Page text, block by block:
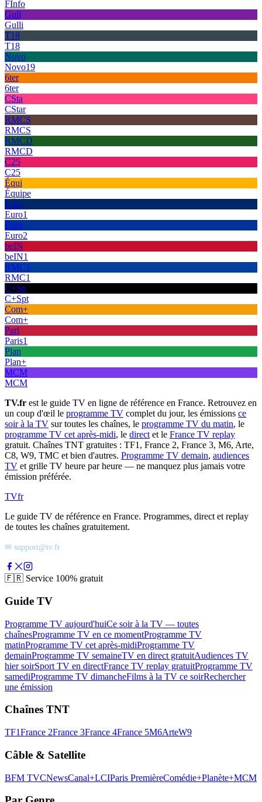
FInfo
Gull
Gulli
T18
T18
Novo
Novo19
6ter
6ter
CSta
CStar
RMCS
RMCS
RMCD
RMCD
C25
C25
Équi
Équipe
Euro
Euro1
Euro
Euro2
beIN
beIN1
RMC1
RMC1
C+Sp
C+Spt
Com+
Com+
Pari
Paris1
Plan
Plan+
MCM
MCM
TV.fr est le guide TV en ligne de référence en France. Retrouvez en
un coup d'œil le programme TV complet du jour, les émissions ce
soir à la TV sur toutes les chaînes, le programme TV du matin, le
programme TV cet après-midi, le direct et le France TV replay
gratuit. Chaînes TNT gratuites : TF1, France 2, France 3, M6, Arte,
C8, W9, TMC et bien d'autres. Programme TV demain, audiences
TV et grille TV heure par heure — ne manquez plus jamais votre
émission préférée.
TVfr
Le guide TV de référence en France. Programmes, direct et replay
de toutes les chaînes gratuitement.
✉ support@tv.fr
🇫🇷 Service 100% gratuit
Guide TV
Programme TV aujourd'huiCe soir à la TV — toutes
chaînesProgramme TV en ce momentProgramme TV
matinProgramme TV cet après-midiProgramme TV
demainProgramme TV semaineTV en direct gratuitAudiences TV
hier soirSport TV en directFrance TV replay gratuitProgramme TV
samediProgramme TV dimancheFilms à la TV ce soirRechercher
une émission
Chaînes TNT
TF1France 2France 3France 4France 5M6ArteW9
Câble & Satellite
BFM TVCNewsCanal+LCIParis PremièreComédie+Planète+MCM